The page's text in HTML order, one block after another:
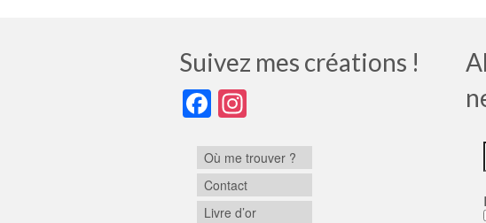
Suivez mes créations !
Facebook
Où me trouver ?
Contact
Livre d’or